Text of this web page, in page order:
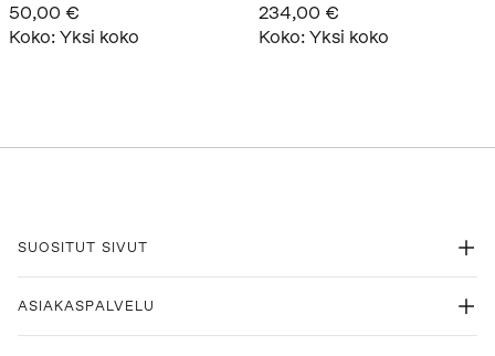
50,00 €
Koko: Yksi koko
234,00 €
Koko: Yksi koko
SUOSITUT SIVUT
ASIAKASPALVELU